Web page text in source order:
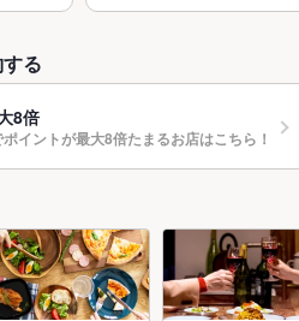
る
8倍
イントが最大8倍たまるお店はこちら！